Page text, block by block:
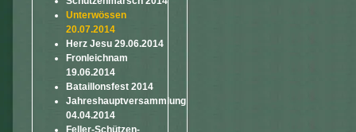
Unterwössen
20.07.2014
Herz Jesu 29.06.2014
Fronleichnam
19.06.2014
Bataillonsfest 2014
Jahreshauptversammlung
04.04.2014
Feller-Schützen-